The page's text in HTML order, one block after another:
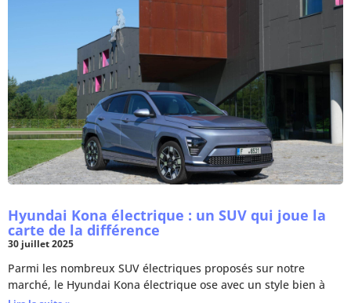
Hyundai Kona électrique : un SUV qui joue la
carte de la différence
30 juillet 2025
Parmi les nombreux SUV électriques proposés sur notre
marché, le Hyundai Kona électrique ose avec un style bien à